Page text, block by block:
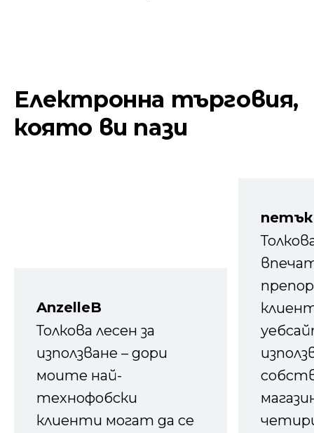
Електронна търговия,
която ви пази
AnzelleB
Толкова лесен за
използване – дори
моите най-
технофобски
клиенти могат да се